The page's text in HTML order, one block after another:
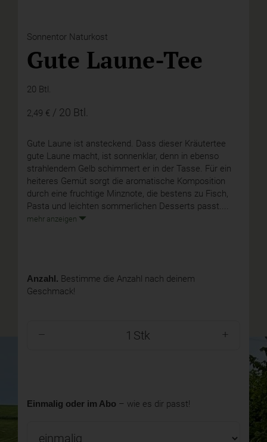
Sonnentor Naturkost
Gute Laune-Tee
20 Btl.
2,49 € / 20 Btl.
Gute Laune ist ansteckend. Dass dieser Kräutertee
gute Laune macht, ist sonnenklar, denn in ebenso
strahlendem Gelb schimmert er in der Tasse. Für ein
heiteres Gemüt sorgt die aromatische Komposition
durch eine fruchtige Minznote, die bestens zu Fisch,
Pasta und leichten sommerlichen Desserts passt....
mehr anzeigen
Anzahl. Bestimme die Anzahl nach deinem
Geschmack!
Stk
Einmalig oder im Abo – wie es dir passt!